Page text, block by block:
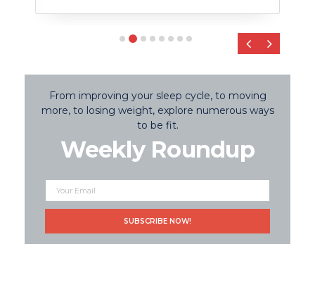
‹ ›
From improving your sleep cycle, to moving
more, to losing weight, explore numerous ways
to be fit.
Weekly Roundup